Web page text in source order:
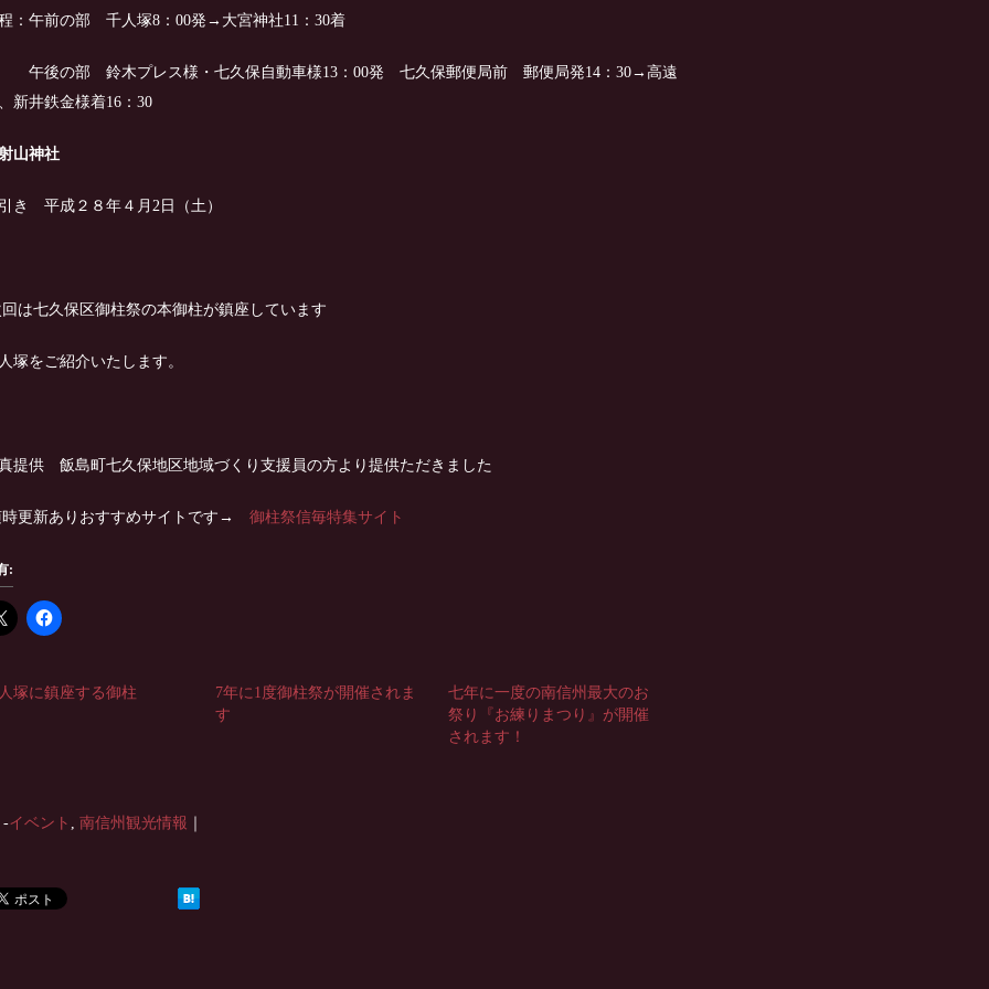
：午前の部 千人塚8：00発→大宮神社11：30着
後の部 鈴木プレス様・七久保自動車様13：00発 七久保郵便局前 郵便局発14：30→高遠
新井鉄金様着16：30
山神社
き 平成２８年４月2日（土）
回は七久保区御柱祭の本御柱が鎮座しています
塚をご紹介いたします。
提供 飯島町七久保地区地域づくり支援員の方より提供ただきました
時更新ありおすすめサイトです→ 御柱祭信毎特集サイト
:
塚に鎮座する御柱
7年に1度御柱祭が開催されま
す
七年に一度の南信州最大のお
祭り『お練りまつり』が開催
されます！
-イベント , 南信州観光情報